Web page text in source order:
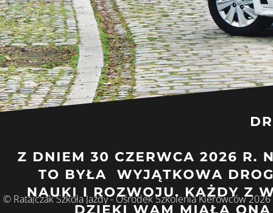
© Ratajczak Szkoła Jazdy - Ośrodek Szkolenia Kierowców 2026